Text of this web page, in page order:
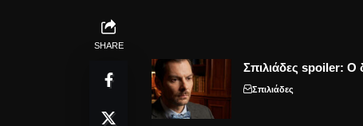
SHARE
Σπιλιάδες spoiler: Ο
Σπιλιάδες